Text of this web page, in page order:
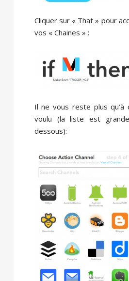
Cliquer sur « That » pour
vos « Chaines » :
Il ne vous reste plus qu’à
voulu (la liste est
dessous):